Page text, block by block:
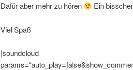
Dafür aber mehr zu hören Ein
Viel Spaß
[soundcloud